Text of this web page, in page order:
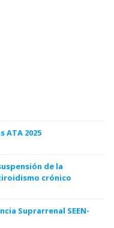
ATA 2025
de la
crónico
Suprarrenal SEEN-